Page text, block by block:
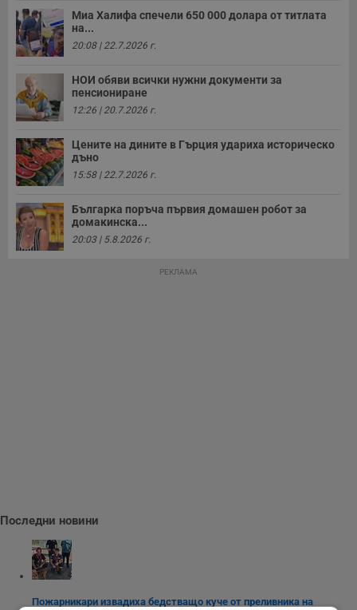
Миа Халифа спечели 650 000 долара от титлата
на...
20:08 | 22.7.2026 г.
НОИ обяви всички нужни документи за
пенсиониране
12:26 | 20.7.2026 г.
Цените на дините в Гърция удариха историческо
дъно
15:58 | 22.7.2026 г.
Българка поръча първия домашен робот за
домакинска...
20:03 | 5.8.2026 г.
РЕКЛАМА
Последни новини
Пожарникари извадиха бедстващо куче от преливника на